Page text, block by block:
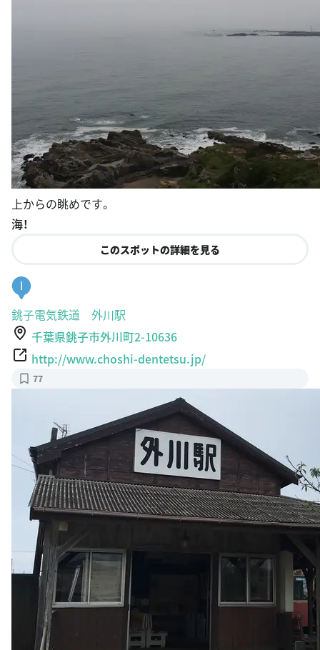
上からの眺めです。
海！
銚子電気鉄道 外川駅
千葉県銚子市外川町2-10636
http://www.choshi-dentetsu.jp/
77